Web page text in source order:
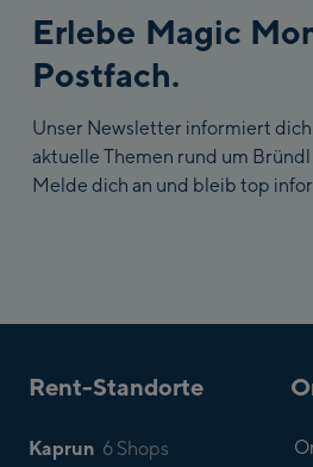
Erlebe Magic
Postfach.
Unser Newsletter informiert
aktuelle Themen rund um
Melde dich an und bleib top
Rent-Standorte
Kaprun 6 Shops